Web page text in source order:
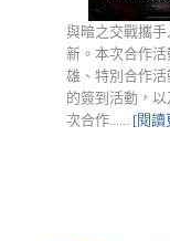
與暗之交戰攜
新。本次合作
雄、特別合作
的簽到活動，
次合作...... [閱讀